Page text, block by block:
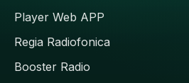
Player Web APP
Regia Radiofonica
Booster Radio